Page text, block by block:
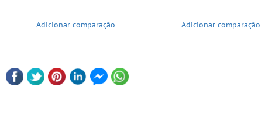
Adicionar comparação Adicionar comparação